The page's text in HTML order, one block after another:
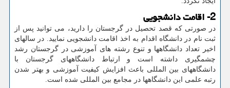
2- اقامت دانشجویی
در صورتی که قصد تحصیل در گرجستان را دارید، می توانید پس از
ثبت نام در دانشگاه اقدام به اخذ اقامت دانشجویی نمایید. در سالهای
اخیر تعداد دانشگاهها و تنوع رشته های آموزشی در گرجستان رشد
چشمگیری داشته است و ارتباط دانشگاههای گرجستان با
دانشگاههای بین المللی باعث افزایش کیفیت آموزشی و بهتر شدن
رتبه علمی این دانشگاهها در مجامع بین المللی شده است.